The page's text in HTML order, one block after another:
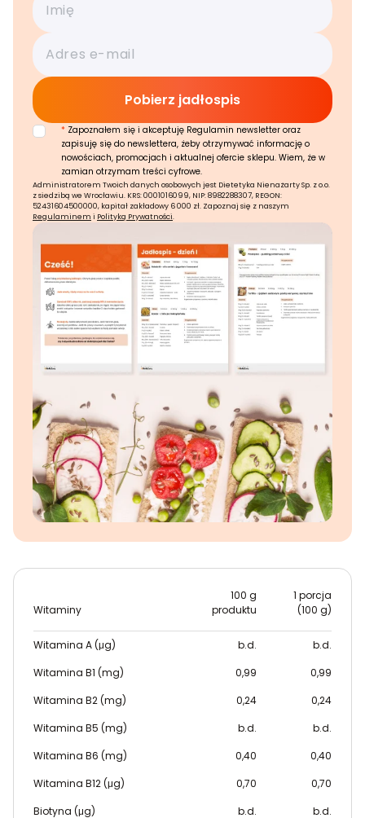
* Zapoznałem się i akceptuję Regulamin newsletter oraz
zapisuję się do newslettera, żeby otrzymywać informację o
nowościach, promocjach i aktualnej ofercie sklepu. Wiem, że w
zamian otrzymam treści cyfrowe.
Administratorem Twoich danych osobowych jest Dietetyka Nienażarty Sp. z o.o.
z siedzibą we Wrocławiu. KRS: 0001016099, NIP: 8982288307, REGON:
52431604500000, kapitał zakładowy 6 000 zł. Zapoznaj się z naszym
Regulaminem i Polityką Prywatności.
Witaminy
100 g
produktu
1 porcja
(100 g)
Witamina A (μg) b.d.
b.d.
Witamina B1 (mg)
0,99
0,99
Witamina B2 (mg)
0,24
0,24
Witamina B5 (mg)
b.d.
b.d.
Witamina B6 (mg)
0,40
0,40
Witamina B12 (μg)
0,70
0,70
Biotyna (μg)
b.d. b.d.